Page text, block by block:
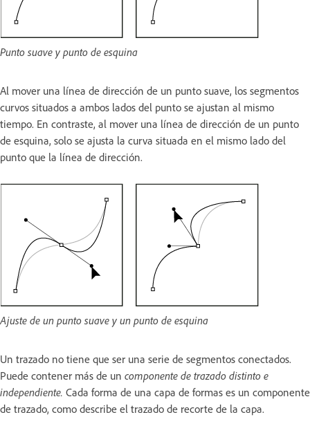
Punto suave y punto de esquina
Al mover una línea de dirección de un punto suave, los segmentos
curvos situados a ambos lados del punto se ajustan al mismo
tiempo. En contraste, al mover una línea de dirección de un punto
de esquina, solo se ajusta la curva situada en el mismo lado del
punto que la línea de dirección.
Ajuste de un punto suave y un punto de esquina
Un trazado no tiene que ser una serie de segmentos conectados.
Puede contener más de un componente de trazado distinto e
independiente. Cada forma de una capa de formas es un componente
de trazado, como describe el trazado de recorte de la capa.